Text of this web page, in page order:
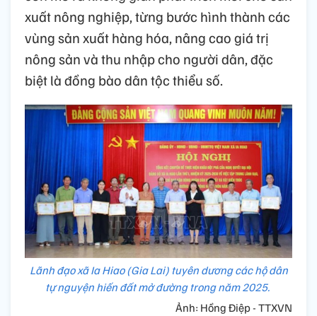
xuất nông nghiệp, từng bước hình thành các
vùng sản xuất hàng hóa, nâng cao giá trị
nông sản và thu nhập cho người dân, đặc
biệt là đồng bào dân tộc thiểu số.
Lãnh đạo xã Ia Hiao (Gia Lai) tuyên dương các hộ dân
tự nguyện hiến đất mở đường trong năm 2025.
Ảnh: Hồng Điệp - TTXVN